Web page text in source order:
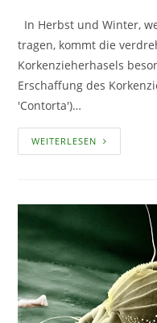
In Herbst und Winter,
tragen, kommt die
Korkenzieherhasels
Erschaffung des
'Contorta')…
WEITERLESEN
–
NATUR